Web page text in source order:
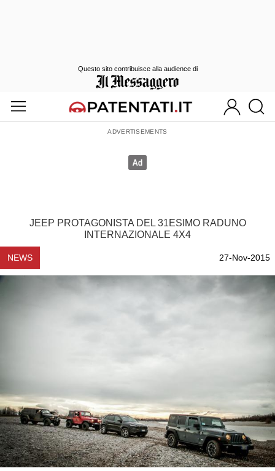
JEEP PROTAGONISTA DEL 31ESIMO RADUNO
INTERNAZIONALE 4X4
NEWS 27-Nov-2015
Questo sito contribuisce alla audience di